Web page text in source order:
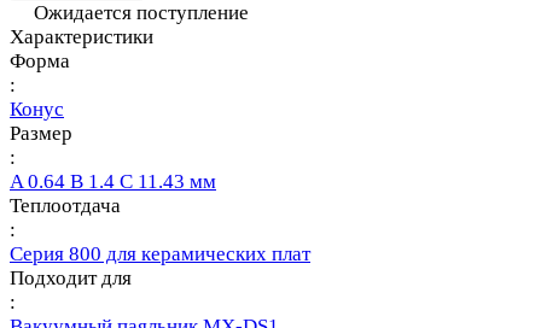
Ожидается поступление
Характеристики
Форма
:
Конус
Размер
:
A 0.64 B 1.4 C 11.43 мм
Теплоотдача
:
Серия 800 для керамических плат
Подходит для
: